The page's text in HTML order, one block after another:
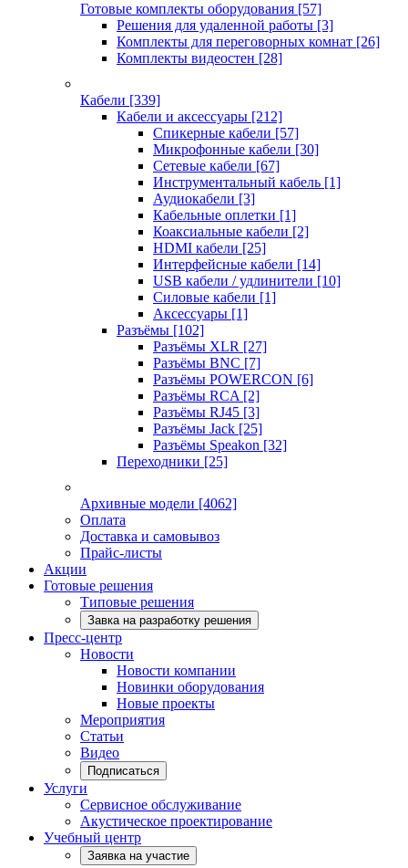
Готовые комплекты оборудования [57]
Решения для удаленной работы [3]
Комплекты для переговорных комнат [26]
Комплекты видеостен [28]
Кабели [339]
Кабели и аксессуары [212]
Спикерные кабели [57]
Микрофонные кабели [30]
Сетевые кабели [67]
Инструментальный кабель [1]
Аудиокабели [3]
Кабельные оплетки [1]
Коаксиальные кабели [2]
HDMI кабели [25]
Интерфейсные кабели [14]
USB кабели / удлинители [10]
Силовые кабели [1]
Аксессуары [1]
Разъёмы [102]
Разъёмы XLR [27]
Разъёмы BNC [7]
Разъёмы POWERCON [6]
Разъёмы RCA [2]
Разъёмы RJ45 [3]
Разъёмы Jack [25]
Разъёмы Speakon [32]
Переходники [25]
Архивные модели [4062]
Оплата
Доставка и самовывоз
Прайс-листы
Акции
Готовые решения
Типовые решения
Завка на разработку решения
Пресс-центр
Новости
Новости компании
Новинки оборудования
Новые проекты
Мероприятия
Статьи
Видео
Подписаться
Услуги
Сервисное обслуживание
Акустическое проектирование
Учебный центр
Заявка на участие